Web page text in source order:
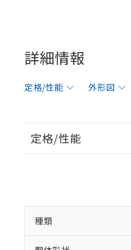
詳細情報
定格/性能 外形図
定格/性能
種類